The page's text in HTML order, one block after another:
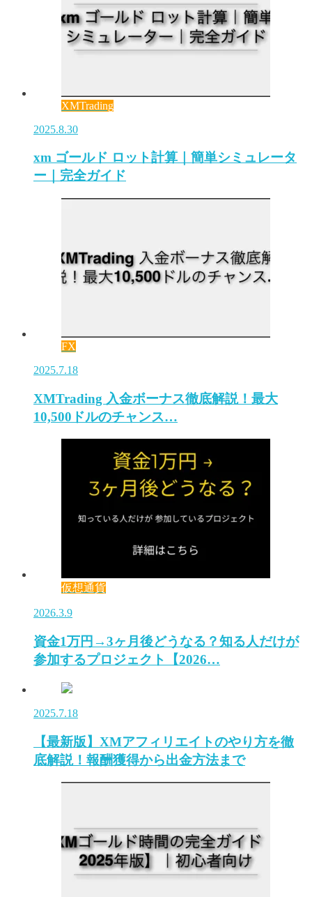
XMTrading
2025.8.30
xm ゴールド ロット計算｜簡単シミュレータ
ー｜完全ガイド
FX
2025.7.18
XMTrading 入金ボーナス徹底解説！最大
10,500ドルのチャンス…
仮想通貨
2026.3.9
資金1万円→3ヶ月後どうなる？知る人だけが
参加するプロジェクト【2026…
2025.7.18
【最新版】XMアフィリエイトのやり方を徹
底解説！報酬獲得から出金方法まで